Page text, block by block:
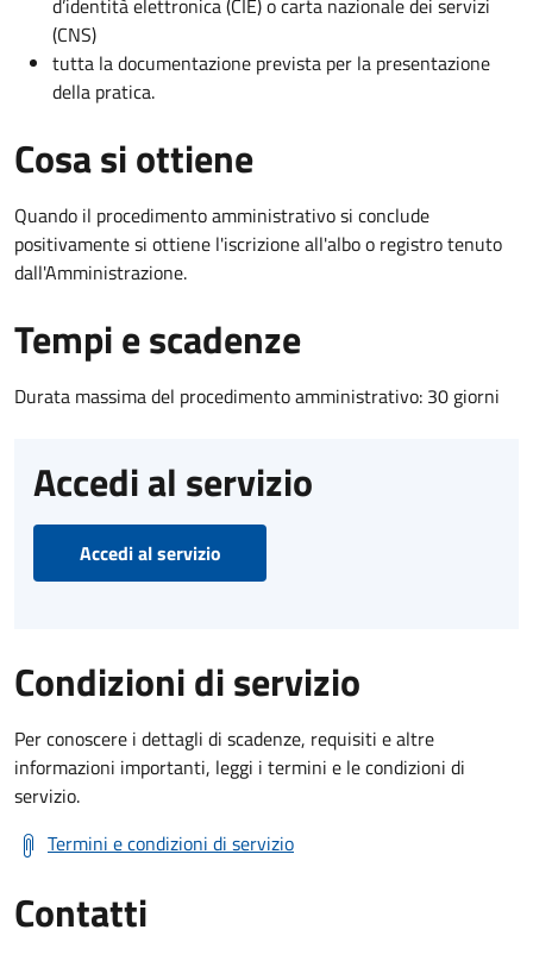
d’identità elettronica (CIE) o carta nazionale dei servizi
(CNS)
tutta la documentazione prevista per la presentazione
della pratica.
Cosa si ottiene
Quando il procedimento amministrativo si conclude
positivamente si ottiene l'iscrizione all'albo o registro tenuto
dall'Amministrazione.
Tempi e scadenze
Durata massima del procedimento amministrativo: 30 giorni
Accedi al servizio
Accedi al servizio
Condizioni di servizio
Per conoscere i dettagli di scadenze, requisiti e altre
informazioni importanti, leggi i termini e le condizioni di
servizio.
Termini e condizioni di servizio
Contatti